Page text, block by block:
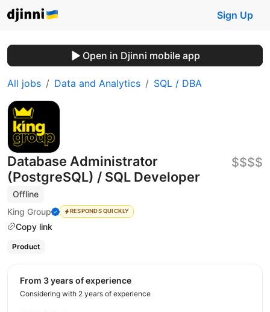
Sign Up
Open in Djinni mobile app
All jobs Data and Analytics SQL / DBA
Database Administrator
(PostgreSQL) / SQL Developer
Offline
King Group
RESPONDS QUICKLY
Copy link
$$$$
Product
from 3 years of experience
Considering with 2 years of experience